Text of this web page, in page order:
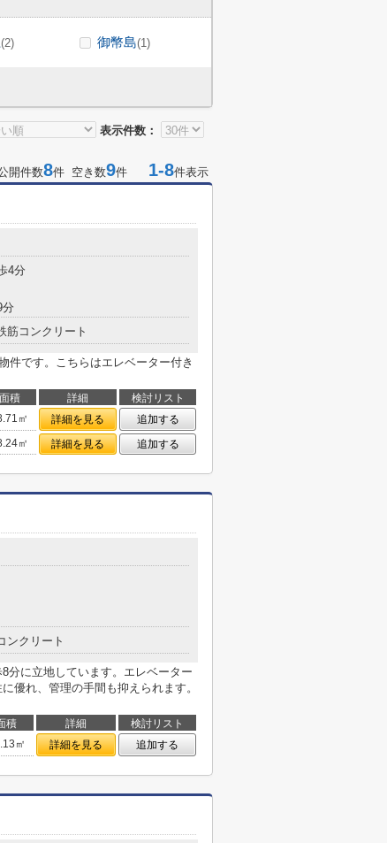
(2) 御幣島(1)
表示件数：
開件数8件 空き数9件 1-8件表示
4分
分
筋コンクリート
件です。こちらはエレベーター付き
面積 詳細
検討リスト
㎡ 詳細を見る
追加する
㎡ 詳細を見る 追加する
ンクリート
分に立地しています。エレベーター
優れ、管理の手間も抑えられます。
積 詳細
検討リスト
㎡ 詳細を見る 追加する